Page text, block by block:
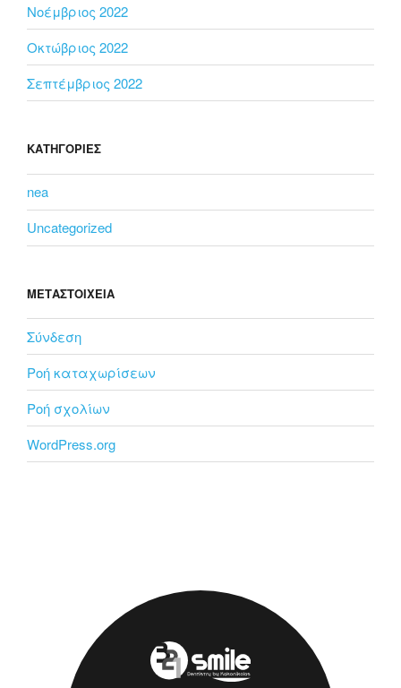
Νοέμβριος 2022
Οκτώβριος 2022
Σεπτέμβριος 2022
KΑΤΗΓΟΡΊΕΣ
nea
Uncategorized
ΜΕΤΑΣΤΟΙΧΕΊΑ
Σύνδεση
Ροή καταχωρίσεων
Ροή σχολίων
WordPress.org